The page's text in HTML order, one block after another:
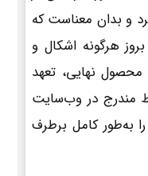
و بدان معناست که
هرگونه اشکال و
نهایی، تعهد
مندرج در وب‌سایت
به‌طور کامل برطرف